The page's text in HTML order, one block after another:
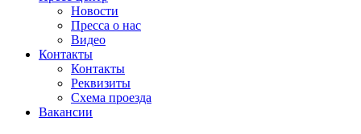
Новости
Пресса о нас
Видео
Контакты
Контакты
Реквизиты
Схема проезда
Вакансии